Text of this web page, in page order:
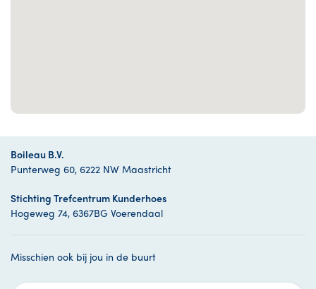
Boileau B.V.
Punterweg 60, 6222 NW Maastricht
Stichting Trefcentrum Kunderhoes
Hogeweg 74, 6367BG Voerendaal
Misschien ook bij jou in de buurt